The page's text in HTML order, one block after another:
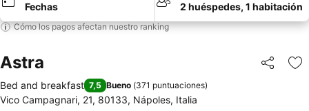
Fechas 2 huéspedes, 1 habitación
Cómo los pagos afectan nuestro ranking
Astra Compartir
Bed and breakfast 7,5 Bueno (371 puntuaciones)
Vico Campagnari, 21, 80133, Nápoles, Italia